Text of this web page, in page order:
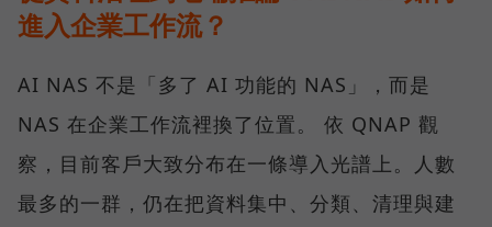
進入企業工作流？
AI NAS 不是「多了 AI 功能的 NAS」，而是
NAS 在企業工作流裡換了位置。 依 QNAP 觀
察，目前客戶大致分布在一條導入光譜上。人數
最多的一群，仍在把資料集中、分類、清理與建